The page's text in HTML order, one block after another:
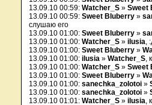
13.09.10 00:59: Watcher_S » Sweet
13.09.10 00:59: Sweet Bluberry »
слушаю его
13.09.10 01:00: Sweet Bluberry »
13.09.10 01:00: Watcher_S » ilusia,
13.09.10 01:00: Sweet Bluberry »
13.09.10 01:00: ilusia » Watcher_S,
13.09.10 01:00: Watcher_S » Sweet
13.09.10 01:00: Sweet Bluberry »
13.09.10 01:00: sanechka_zolotoi »
13.09.10 01:00: sanechka_zolotoi »
13.09.10 01:01: Watcher_S » ilusia,